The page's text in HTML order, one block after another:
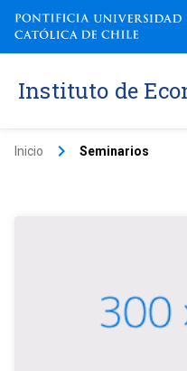
Instituto de
Inicio keyboard_arrow_right Seminarios